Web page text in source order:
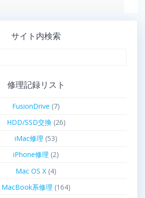
サイト内検索
修理記録リスト
FusionDrive (7)
HDD/SSD交換(26)
iMac修理 (53)
iPhone修理 (2)
Mac OS X (4)
MacBook系修理 (164)